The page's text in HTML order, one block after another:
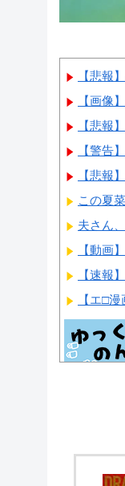
【悲報
【画像
【悲報
【警告
【悲報
この夏
夫さん
【動画
【速報
【エ□